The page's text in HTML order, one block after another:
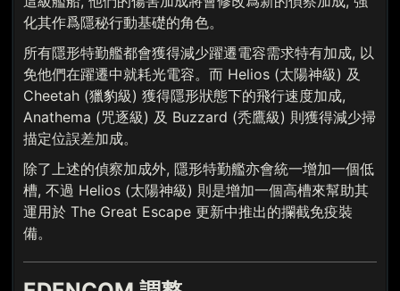
化其作爲隱秘行動基礎的角色。
所有隱形特勤艦都會獲得減少躍遷電容需求特有加成, 以
免他們在躍遷中就耗光電容。而 Helios (太陽神級) 及
Cheetah (獵豹級) 獲得隱形狀態下的飛行速度加成,
Anathema (咒逐級) 及 Buzzard (秃鷹級) 則獲得減少掃
描定位誤差加成。
除了上述的偵察加成外, 隱形特勤艦亦會統一增加一個低
槽, 不過 Helios (太陽神級) 則是增加一個高槽來幫助其
運用於 The Great Escape 更新中推出的攔截免疫裝
備。